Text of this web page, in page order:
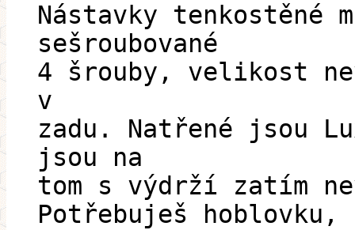
Nástavky tenkostěné
sešroubované
4 šrouby, velikost
v
zadu. Natřené jsou
jsou na
tom s výdrží zatím
Potřebuješ hoblovku,